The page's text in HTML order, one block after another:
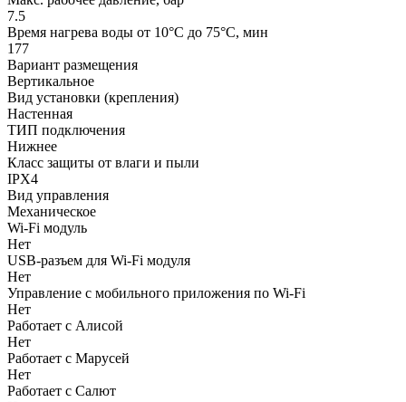
7.5
Время нагрева воды от 10°С до 75°С, мин
177
Вариант размещения
Вертикальное
Вид установки (крепления)
Настенная
ТИП подключения
Нижнее
Класс защиты от влаги и пыли
IPX4
Вид управления
Механическое
Wi-Fi модуль
Нет
USB-разъем для Wi-Fi модуля
Нет
Управление c мобильного приложения по Wi-Fi
Нет
Работает с Алисой
Нет
Работает с Марусей
Нет
Работает с Салют